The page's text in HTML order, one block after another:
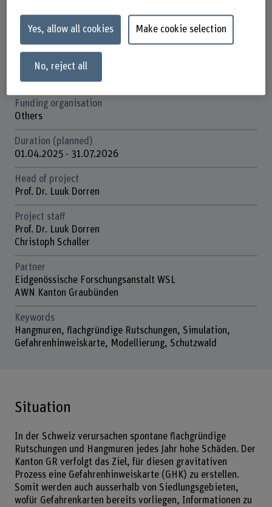
Research unit(s)
Mountain Forests and Natural Hazards
Strategic thematic field
Thematic field "Sustainable Development"
Funding organisation
Others
Duration (planned)
01.04.2025 - 31.07.2026
Head of project
Prof. Dr. Luuk Dorren
Project staff
Prof. Dr. Luuk Dorren
Christoph Schaller
Partner
Eidgenössische Forschungsanstalt WSL
AWN Kanton Graubünden
Keywords
Hangmuren, flachgründige Rutschungen, Simulation,
Gefahrenhinweiskarte, Modellierung, Schutzwald
Situation
In der Schweiz verursachen spontane flachgründige
Rutschungen und Hangmuren jedes Jahr hohe Schäden. Der
Kanton GR verfolgt das Ziel, für diesen gravitativen
Prozess eine Gefahrenhinweiskarte (GHK) zu erstellen.
Somit werden auch ausserhalb von Siedlungsgebieten,
wofür Gefahrenkarten bereits vorliegen, Informationen zu
Yes, allow all cookies Make cookie selection
No, reject all